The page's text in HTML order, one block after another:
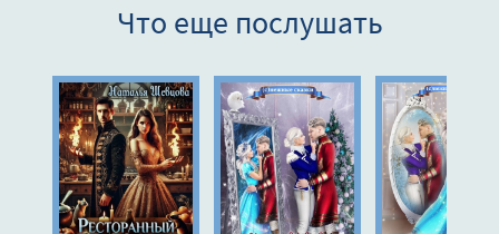
Глава_11
Глава_12
Глава_13
Глава_14
Что еще послушать